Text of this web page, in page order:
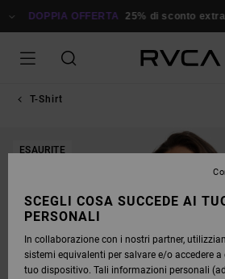
ALLE DOPPIA OFFERTA 25% di sconto extra
T-Shirt
ESAURITE
SCEGLI COSA SUCCEDE AI
PERSONALI
In collaborazione con i nostri partner,
sistemi equivalenti per salvare e/o accedere a
tuo dispositivo. Tali informazioni personali